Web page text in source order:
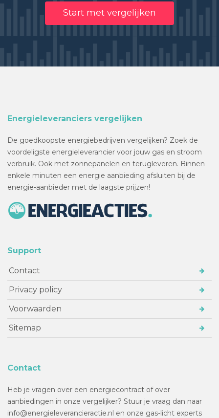
Start met vergelijken
Energieleveranciers vergelijken
De goedkoopste energiebedrijven vergelijken? Zoek de
voordeligste energieleverancier voor jouw gas en stroom
verbruik. Ook met zonnepanelen en terugleveren. Binnen
enkele minuten een energie aanbieding afsluiten bij de
energie-aanbieder met de laagste prijzen!
Support
Contact
Privacy policy
Voorwaarden
Sitemap
Contact
Heb je vragen over een energiecontract of over
aanbiedingen in onze vergelijker? Stuur je vraag dan naar
info@energieleverancieractie.nl en onze gas-licht experts